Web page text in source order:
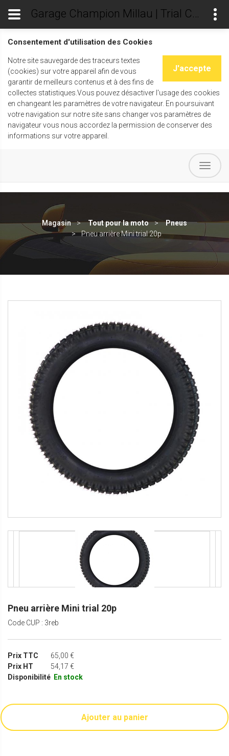
Consentement d'utilisation des Cookies
J'accepte
Notre site sauvegarde des traceurs textes
(cookies) sur votre appareil afin de vous
garantir de meilleurs contenus et à des fins de
collectes statistiques.Vous pouvez désactiver l'usage des cookies
en changeant les paramètres de votre navigateur. En poursuivant
votre navigation sur notre site sans changer vos paramètres de
navigateur vous nous accordez la permission de conserver des
informations sur votre appareil.
Garage Champion Millau | Trial Champ's
Magasin Tout pour la moto
Pneus
Pneu arrière Mini trial 20p
Pneu arrière Mini trial 20p
Code CUP : 3reb
Prix TTC
65,00 €
Prix HT
54,17 €
Disponibilité En stock
Ajouter au panier